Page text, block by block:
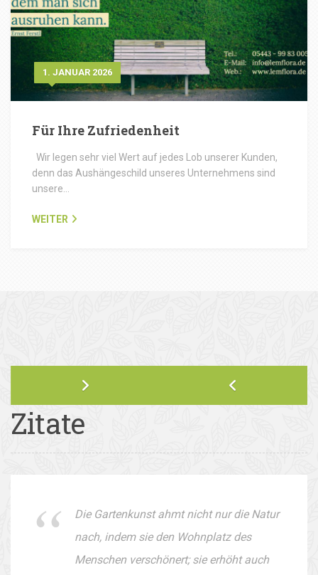
1. JANUAR 2026
Für Ihre Zufriedenheit
Wir legen sehr viel Wert auf jedes Lob unserer Kunden,
denn das Aushängeschild unseres Unternehmens sind
unsere…
WEITER
Zitate
Die Gartenkunst ahmt nicht nur die Natur
nach, indem sie den Wohnplatz des
Menschen verschönert; sie erhöht auch